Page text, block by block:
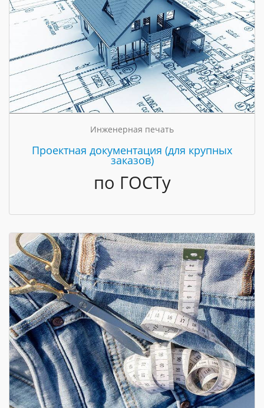
Инженерная печать
Проектная документация (для крупных
заказов)
по ГОСТу